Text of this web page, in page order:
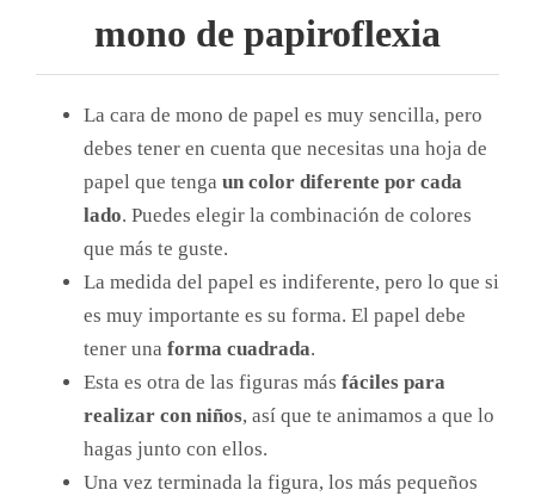
mono de papiroflexia
La cara de mono de papel es muy sencilla, pero
debes tener en cuenta que necesitas una hoja de
papel que tenga un color diferente por cada
lado. Puedes elegir la combinación de colores
que más te guste.
La medida del papel es indiferente, pero lo que si
es muy importante es su forma. El papel debe
tener una forma cuadrada.
Esta es otra de las figuras más fáciles para
realizar con niños, así que te animamos a que lo
hagas junto con ellos.
Una vez terminada la figura, los más pequeños